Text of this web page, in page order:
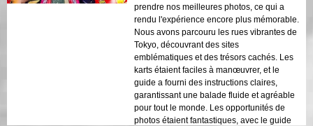
prendre nos meilleures photos, ce qui a
rendu l'expérience encore plus mémorable.
Nous avons parcouru les rues vibrantes de
Tokyo, découvrant des sites
emblématiques et des trésors cachés. Les
karts étaient faciles à manœuvrer, et le
guide a fourni des instructions claires,
garantissant une balade fluide et agréable
pour tout le monde. Les opportunités de
photos étaient fantastiques, avec le guide